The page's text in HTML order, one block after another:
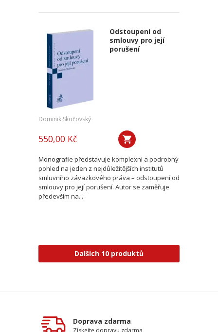
Odstoupení od
smlouvy pro její
porušení
Dominik Skočovský
550,00 Kč
Monografie představuje komplexní a podrobný
pohled na jeden z nejdůležitějších institutů
smluvního závazkového práva – odstoupení od
smlouvy pro její porušení. Autor se zaměřuje
především na...
Dalších 10 produktů
Doprava zdarma
Získejte dopravu zdarma